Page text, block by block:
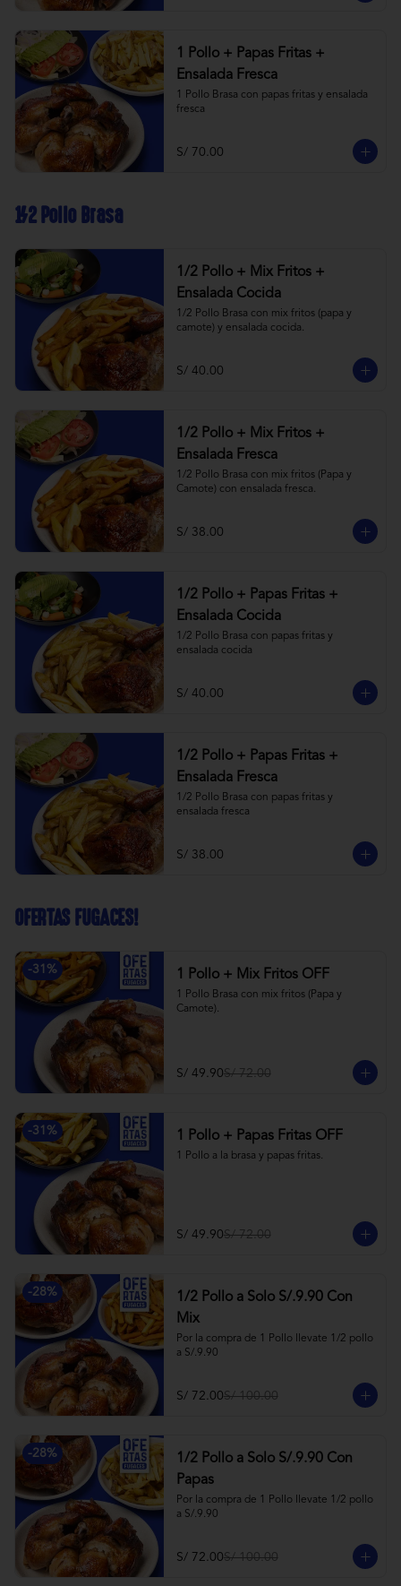
1 Pollo + Papas Fritas +
Ensalada Fresca
1 Pollo Brasa con papas fritas y ensalada
fresca
S/ 70.00
1/2 Pollo Brasa
1/2 Pollo + Mix Fritos +
Ensalada Cocida
1/2 Pollo Brasa con mix fritos (papa y
camote) y ensalada cocida.
S/ 40.00
1/2 Pollo + Mix Fritos +
Ensalada Fresca
1/2 Pollo Brasa con mix fritos (Papa y
Camote) con ensalada fresca.
S/ 38.00
1/2 Pollo + Papas Fritas +
Ensalada Cocida
1/2 Pollo Brasa con papas fritas y
ensalada cocida
S/ 40.00
1/2 Pollo + Papas Fritas +
Ensalada Fresca
1/2 Pollo Brasa con papas fritas y
ensalada fresca
S/ 38.00
OFERTAS FUGACES!
-31 % 1 Pollo + Mix Fritos OFF
1 Pollo Brasa con mix fritos (Papa y
Camote).
S/ 49.90S/ 72.00
-31 % 1 Pollo + Papas Fritas OFF
1 Pollo a la brasa y papas fritas.
S/ 49.90S/ 72.00
-28%
1/2 Pollo a Solo S/.9.90 Con
Mix
Por la compra de 1 Pollo llevate 1/2 pollo
a S/.9.90
S/ 72.00S/ 100.00
-28%
1/2 Pollo a Solo S/.9.90 Con
Papas
Por la compra de 1 Pollo llevate 1/2 pollo
a S/.9.90
S/ 72.00S/ 100.00